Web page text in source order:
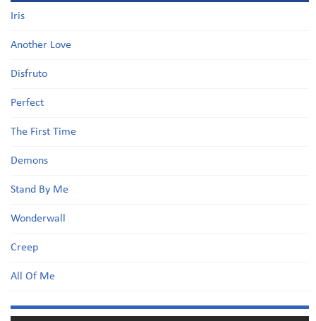
Iris
Another Love
Disfruto
Perfect
The First Time
Demons
Stand By Me
Wonderwall
Creep
All Of Me